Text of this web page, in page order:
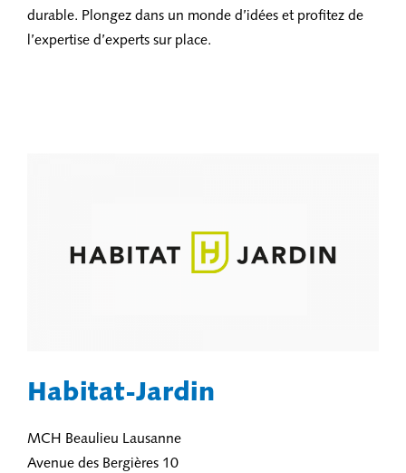
durable. Plongez dans un monde d’idées et profitez de
l’expertise d’experts sur place.
Habitat-Jardin
MCH Beaulieu Lausanne
Avenue des Bergières 10